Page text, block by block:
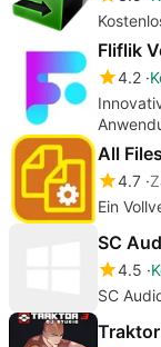
Fliflik
4.2
All
4.7
Ein
SC
4.5
SC
Traktor